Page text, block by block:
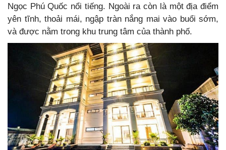
Ngọc Phú Quốc nổi tiếng. Ngoài ra còn là một địa điểm
yên tĩnh, thoải mái, ngập tràn nắng mai vào buổi sớm,
và được nằm trong khu trung tâm của thành phố.